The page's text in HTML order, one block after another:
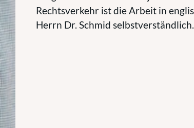
Rechtsverkehr ist die Arbeit in
Herrn Dr. Schmid selbstverständlich.